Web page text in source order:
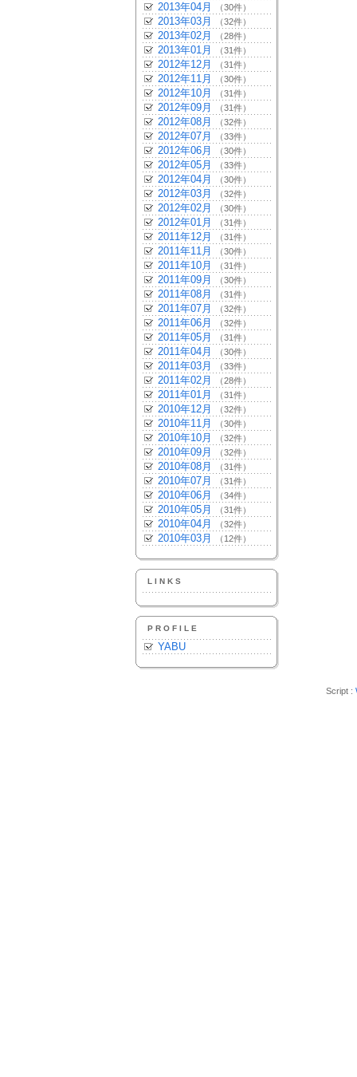
2013年04月 （30件）
2013年03月 （32件）
2013年02月 （28件）
2013年01月 （31件）
2012年12月 （31件）
2012年11月 （30件）
2012年10月 （31件）
2012年09月 （31件）
2012年08月 （32件）
2012年07月 （33件）
2012年06月 （30件）
2012年05月 （33件）
2012年04月 （30件）
2012年03月 （32件）
2012年02月 （30件）
2012年01月 （31件）
2011年12月 （31件）
2011年11月 （30件）
2011年10月 （31件）
2011年09月 （30件）
2011年08月 （31件）
2011年07月 （32件）
2011年06月 （32件）
2011年05月 （31件）
2011年04月 （30件）
2011年03月 （33件）
2011年02月 （28件）
2011年01月 （31件）
2010年12月 （32件）
2010年11月 （30件）
2010年10月 （32件）
2010年09月 （32件）
2010年08月 （31件）
2010年07月 （31件）
2010年06月 （34件）
2010年05月 （31件）
2010年04月 （32件）
2010年03月 （12件）
LINKS
PROFILE
YABU
Script :